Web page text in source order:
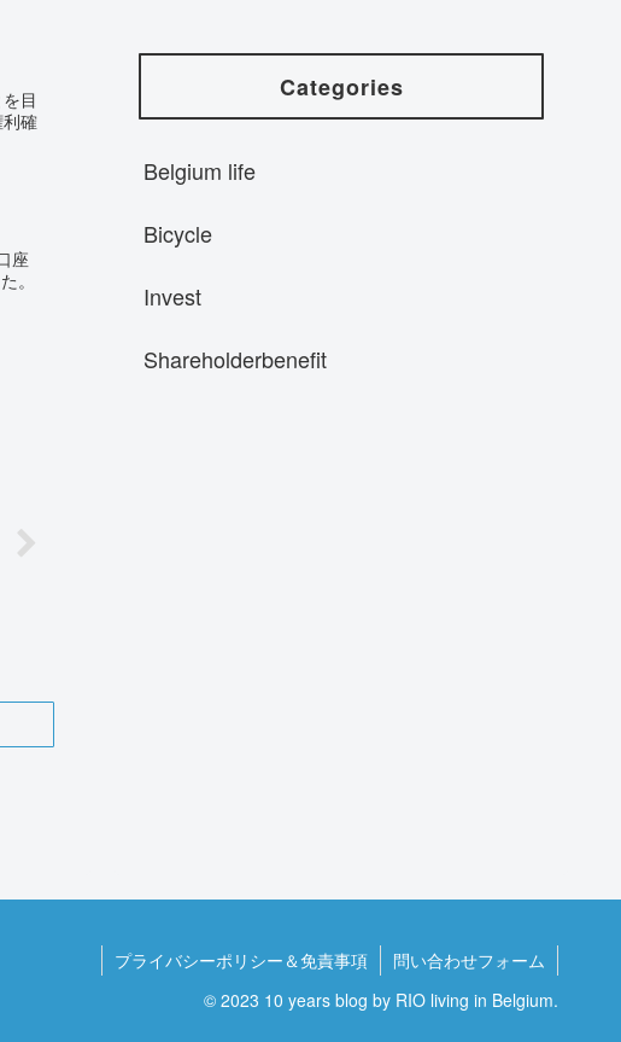
目
確
座
。
Categories
Belgium life
Bicycle
Invest
Shareholderbenefit
プライバシーポリシー＆免責事項
問い合わせフォーム
© 2023 10 years blog by RIO living in Belgium.